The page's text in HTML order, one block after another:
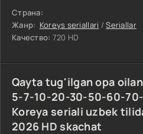
Страна:
Жанр: Koreys seriallari /Seriallar
Качество: 720 HD
Qayta tug'ilgan opa
5-7-10-20-30-50-60-
Koreya seriali uzbek
2026 HD skachat